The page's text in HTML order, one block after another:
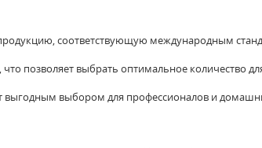
соответствующую международным
позволяет выбрать оптимальное количество
выгодным выбором для профессионалов и